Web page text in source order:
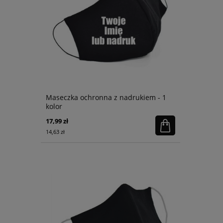
Maseczka ochronna z nadrukiem - 1
kolor
17,99 zł
14,63 zł